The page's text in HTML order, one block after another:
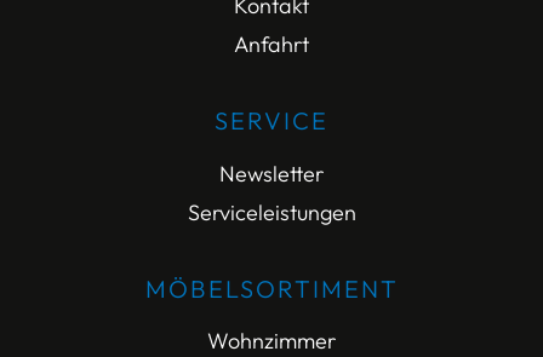
Anfahrt
SERVICE
Newsletter
Serviceleistungen
MÖBELSORTIMENT
Wohnzimmer